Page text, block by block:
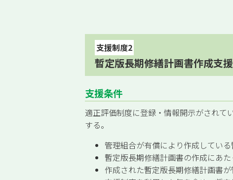
支援制度2
暫定版長期修繕計画書作成支
支援条件
適正評価制度に登録・情報開示がされ
する。
管理組合が有償により作成してい
暫定版長期修繕計画書の作成にあ
作成された暫定版長期修繕計画書